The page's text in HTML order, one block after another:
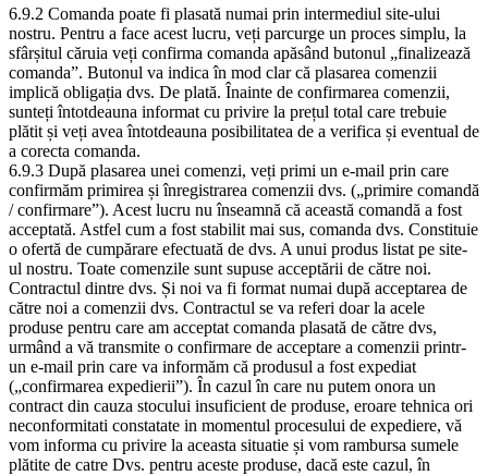
6.9.2 Comanda poate fi plasată numai prin intermediul site-ului
nostru. Pentru a face acest lucru, veți parcurge un proces simplu, la
sfârșitul căruia veți confirma comanda apăsând butonul „finalizează
comanda”. Butonul va indica în mod clar că plasarea comenzii
implică obligația dvs. De plată. Înainte de confirmarea comenzii,
sunteți întotdeauna informat cu privire la prețul total care trebuie
plătit și veți avea întotdeauna posibilitatea de a verifica și eventual de
a corecta comanda.
6.9.3 După plasarea unei comenzi, veți primi un e-mail prin care
confirmăm primirea și înregistrarea comenzii dvs. („primire comandă
/ confirmare”). Acest lucru nu înseamnă că această comandă a fost
acceptată. Astfel cum a fost stabilit mai sus, comanda dvs. Constituie
o ofertă de cumpărare efectuată de dvs. A unui produs listat pe site-
ul nostru. Toate comenzile sunt supuse acceptării de către noi.
Contractul dintre dvs. Și noi va fi format numai după acceptarea de
către noi a comenzii dvs. Contractul se va referi doar la acele
produse pentru care am acceptat comanda plasată de către dvs,
urmând a vă transmite o confirmare de acceptare a comenzii printr-
un e-mail prin care va informăm că produsul a fost expediat
(„confirmarea expedierii”). În cazul în care nu putem onora un
contract din cauza stocului insuficient de produse, eroare tehnica ori
neconformitati constatate in momentul procesului de expediere, vă
vom informa cu privire la aceasta situatie și vom rambursa sumele
plătite de catre Dvs. pentru aceste produse, dacă este cazul, în